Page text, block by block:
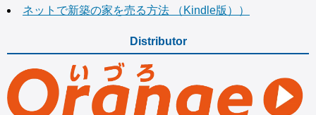
ネットで新築の家を売る方法 （Kindle版））
Distributor